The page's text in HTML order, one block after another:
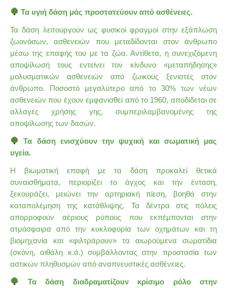
Τα υγιή δάση μάς προστατεύουν από ασθένειες.
Τα δάση λειτουργούν ως φυσικοί φραγμοί στην εξάπλωση
ζωονόσων, ασθενειών που μεταδίδονται στον άνθρωπο
μέσω της επαφής του με τα ζώα. Αντίθετα, η συνεχιζόμενη
αποψίλωσή τους εντείνει τον κίνδυνο «μεταπήδησης»
μολυσματικών ασθενειών από ζωικούς ξενιστές στον
άνθρωπο. Ποσοστό μεγαλύτερο από το 30% των νέων
ασθενειών που έχουν εμφανισθεί από το 1960, αποδίδεται σε
αλλαγές χρήσης γης, συμπεριλαμβανομένης της
αποψίλωσης των δασών.
Τα δάση ενισχύουν την ψυχική και σωματική μας
υγεία.
Η βιωματική επαφή με τα δάση προκαλεί θετικά
συναισθήματα, περιορίζει το άγχος και την ένταση,
ξεκουράζει, μειώνει την αρτηριακή πίεση, βοηθά στην
καταπολέμηση της κατάθλιψης. Τα δέντρα στις πόλεις
απορροφούν αέριους ρύπους που εκπέμπονται στην
ατμόσφαιρααπό την κυκλοφορία των οχημάτων και τη
βιομηχανία και «φιλτράρουν» τα αιωρούμενα σωματίδια
(σκόνη, αιθάλη κ.ά.) συμβάλλοντας στην προστασία των
αστικών πληθυσμών από αναπνευστικές ασθένειες.
Τα δάση διαδραματίζουν κρίσιμο ρόλο στην